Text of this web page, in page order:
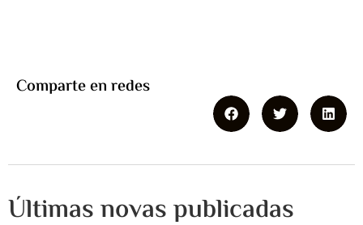
Comparte en redes
Últimas novas publicadas